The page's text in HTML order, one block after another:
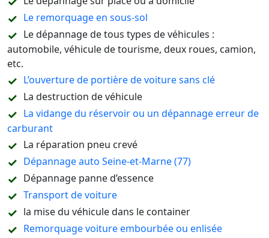
Le remorquage en sous-sol
Le dépannage de tous types de véhicules :
automobile, véhicule de tourisme, deux roues, camion,
etc.
L’ouverture de portière de voiture sans clé
La destruction de véhicule
La vidange du réservoir ou un dépannage erreur de
carburant
La réparation pneu crevé
Dépannage auto Seine-et-Marne (77)
Dépannage panne d’essence
Transport de voiture
la mise du véhicule dans le container
Remorquage voiture embourbée ou enlisée